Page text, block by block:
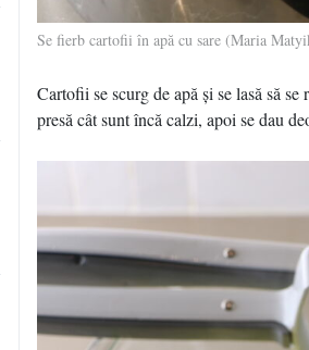
Se fierb cartofii în apă cu sare (Maria
Cartofii se scurg de apă şi se lasă să
presă cât sunt încă calzi, apoi se dau